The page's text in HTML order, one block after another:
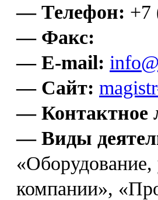
— Телефон: +7
— Факс:
— E-mail:
— Сайт:
— Контактное
— Виды
компании»,